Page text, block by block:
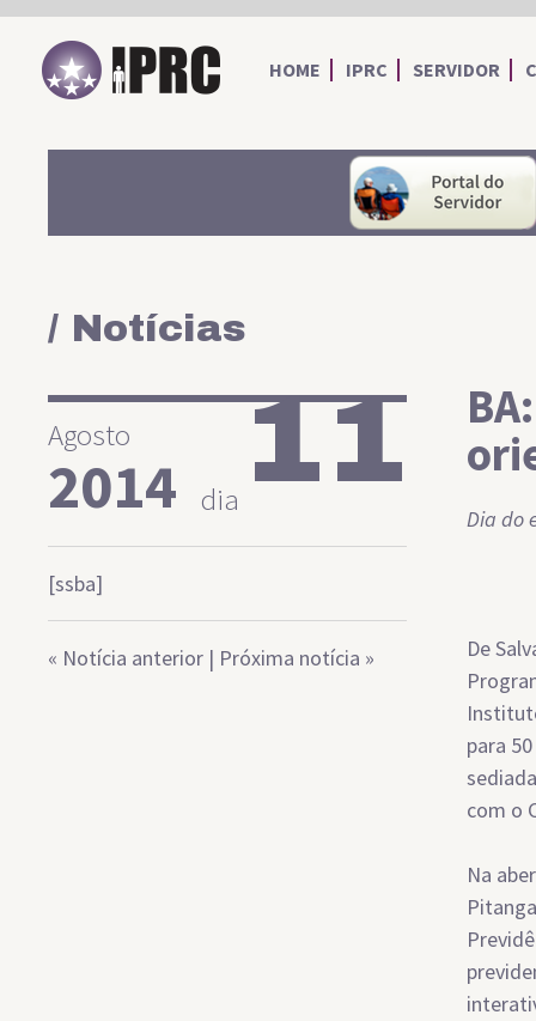
IPRC
HOME IPRC SERVIDOR
/ Notícias
Agosto
2014 dia11
[ssba]
« Notícia anterior | Próxima notícia »
Dia do
De
para
com o
Na